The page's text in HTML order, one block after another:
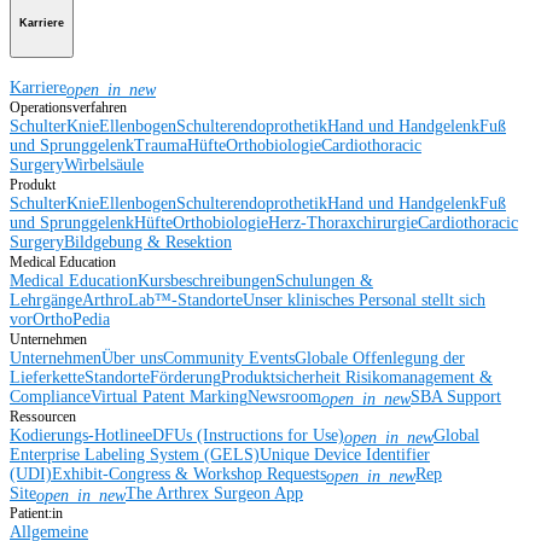
Karriere
Karriereopen_in_new
Operationsverfahren
SchulterKnieEllenbogenSchulterendoprothetikHand und HandgelenkFuß
und SprunggelenkTraumaHüfteOrthobiologieCardiothoracic
SurgeryWirbelsäule
Produkt
SchulterKnieEllenbogenSchulterendoprothetikHand und HandgelenkFuß
und SprunggelenkHüfteOrthobiologieHerz-ThoraxchirurgieCardiothoracic
SurgeryBildgebung & Resektion
Medical Education
Medical EducationKursbeschreibungenSchulungen &
LehrgängeArthroLab™-StandorteUnser klinisches Personal stellt sich
vorOrthoPedia
Unternehmen
UnternehmenÜber unsCommunity EventsGlobale Offenlegung der
LieferketteStandorteFörderungProduktsicherheit Risikomanagement &
ComplianceVirtual Patent MarkingNewsroomopen_in_newSBA Support
Ressourcen
Kodierungs-HotlineeDFUs (Instructions for Use)open_in_newGlobal
Enterprise Labeling System (GELS)Unique Device Identifier
(UDI)Exhibit-Congress & Workshop Requestsopen_in_newRep
Siteopen_in_newThe Arthrex Surgeon App
Patient:in
Allgemeine